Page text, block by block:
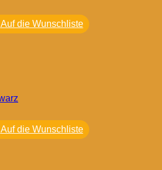
Auf die Wunschliste
Auf die Wunschliste